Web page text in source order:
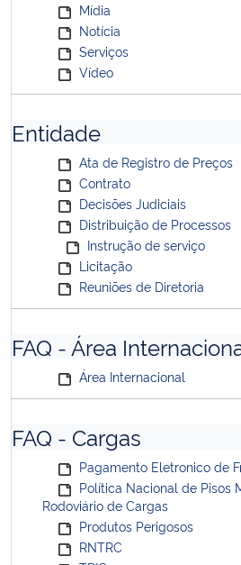
Mídia
Notícia
Serviços
Vídeo
Entidade
Ata de Registro de Preços
Contrato
Decisões Judiciais
Distribuição de Processos
Instrução de serviço
Licitação
Reuniões de Diretoria
FAQ - Área
Área Internacional
FAQ - Cargas
Pagamento Eletronico de
Política Nacional de Pisos
Rodoviário de Cargas
Produtos Perigosos
RNTRC